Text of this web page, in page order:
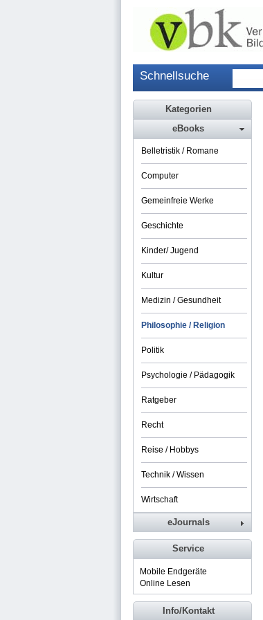
Schnellsuche
Kategorien
eBooks
Belletristik / Romane
Computer
Gemeinfreie Werke
Geschichte
Kinder/ Jugend
Kultur
Medizin / Gesundheit
Philosophie / Religion
Politik
Psychologie / Pädagogik
Ratgeber
Recht
Reise / Hobbys
Technik / Wissen
Wirtschaft
eJournals
Service
Mobile Endgeräte
Online Lesen
Info/Kontakt